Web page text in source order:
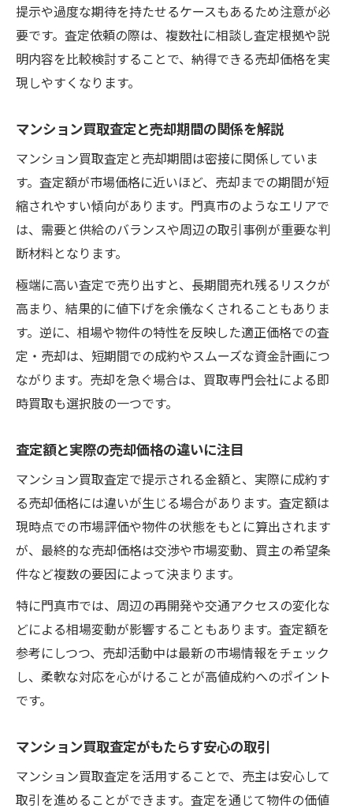
提示や過度な期待を持たせるケースもあるため注意が必
要です。査定依頼の際は、複数社に相談し査定根拠や説
明内容を比較検討することで、納得できる売却価格を実
現しやすくなります。
マンション買取査定と売却期間の関係を解説
マンション買取査定と売却期間は密接に関係していま
す。査定額が市場価格に近いほど、売却までの期間が短
縮されやすい傾向があります。門真市のようなエリアで
は、需要と供給のバランスや周辺の取引事例が重要な判
断材料となります。
極端に高い査定で売り出すと、長期間売れ残るリスクが
高まり、結果的に値下げを余儀なくされることもありま
す。逆に、相場や物件の特性を反映した適正価格での査
定・売却は、短期間での成約やスムーズな資金計画につ
ながります。売却を急ぐ場合は、買取専門会社による即
時買取も選択肢の一つです。
査定額と実際の売却価格の違いに注目
マンション買取査定で提示される金額と、実際に成約す
る売却価格には違いが生じる場合があります。査定額は
現時点での市場評価や物件の状態をもとに算出されます
が、最終的な売却価格は交渉や市場変動、買主の希望条
件など複数の要因によって決まります。
特に門真市では、周辺の再開発や交通アクセスの変化な
どによる相場変動が影響することもあります。査定額を
参考にしつつ、売却活動中は最新の市場情報をチェック
し、柔軟な対応を心がけることが高値成約へのポイント
です。
マンション買取査定がもたらす安心の取引
マンション買取査定を活用することで、売主は安心して
取引を進めることができます。査定を通じて物件の価値